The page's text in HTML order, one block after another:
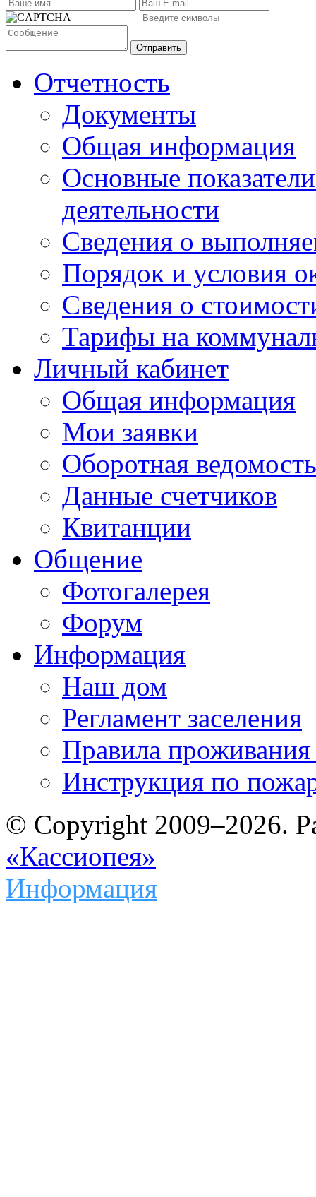
Отправить
Отчетность
Документы
Общая информация
Основные
деятельности
Сведения о
Порядок и условия
Сведения о
Тарифы на
Личный кабинет
Общая информация
Мои заявки
Оборотная ведомость
Данные счетчиков
Квитанции
Общение
Фотогалерея
Форум
Информация
Наш дом
Регламент заселения
Правила
Инструкция по
© Copyright 2009–2026.
«Кассиопея»
Информация